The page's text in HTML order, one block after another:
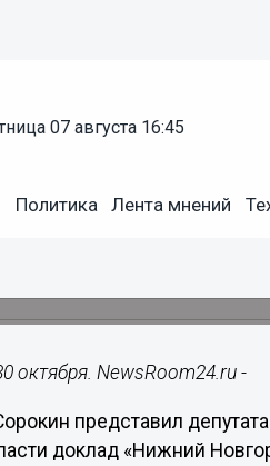
07 августа 16:45
Политика Лента мнений
октября. NewsRoom24.ru -
представил
доклад «Нижний